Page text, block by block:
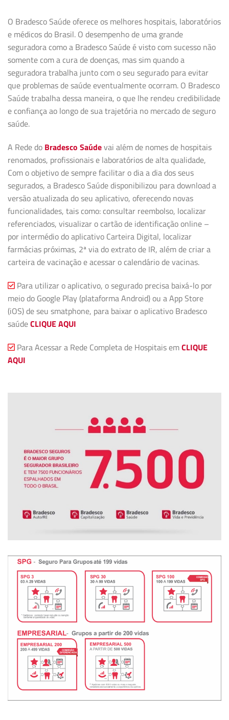
O Bradesco Saúde oferece os melhores hospitais, laboratórios
e médicos do Brasil. O desempenho de uma grande
seguradora como a Bradesco Saúde é visto com sucesso não
somente com a cura de doenças, mas sim quando a
seguradora trabalha junto com o seu segurado para evitar
que problemas de saúde eventualmente ocorram. O Bradesco
Saúde trabalha dessa maneira, o que lhe rendeu credibilidade
e confiança ao longo de sua trajetória no mercado de seguro
saúde.
A Rede do Bradesco Saúdevai além de nomes de hospitais
renomados, profissionais e laboratórios de alta qualidade,
Com o objetivo de sempre facilitar o dia a dia dos seus
segurados, a Bradesco Saúde disponibilizou para download a
versão atualizada do seu aplicativo, oferecendo novas
funcionalidades, tais como: consultar reembolso, localizar
referenciados, visualizar o cartão de identificação online –
por intermédio do aplicativo Carteira Digital, localizar
farmácias próximas, 2ª via do extrato de IR, além de criar a
carteira de vacinação e acessar o calendário de vacinas.
Para utilizar o aplicativo, o segurado precisa baixá-lo por
meio do Google Play (plataforma Android) ou a App Store
(iOS) de seu smatphone, para baixar o aplicativo Bradesco
saúdeCLIQUE AQUI
Para Acessar a Rede Completa de Hospitais emCLIQUE
AQUI